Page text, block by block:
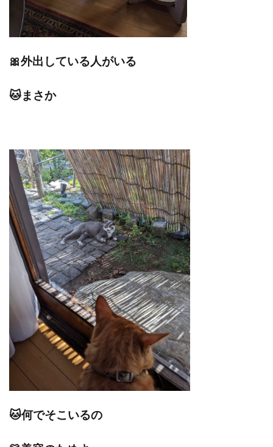
🎀外出している人がいる
🐱まさか
🐱何でそこいるの